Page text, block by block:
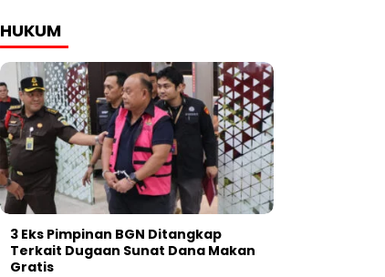
HUKUM
3 Eks Pimpinan BGN Ditangkap
Terkait Dugaan Sunat Dana Makan
Gratis